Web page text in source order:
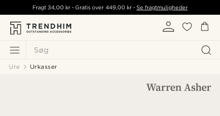
Søg
Fragt34,00 kr - Gratis over 449,00 kr- Se fragtmuligheder
Ure Urkasser